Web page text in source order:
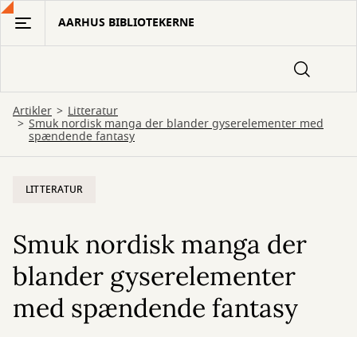
Gå
hovedindhold
AARHUS BIBLIOTEKERNE
Artikler Litteratur
Smuk nordisk manga der blander gyserelementer med
spændende fantasy
LITTERATUR
Smuk nordisk manga der
blander gyserelementer
med spændende fantasy